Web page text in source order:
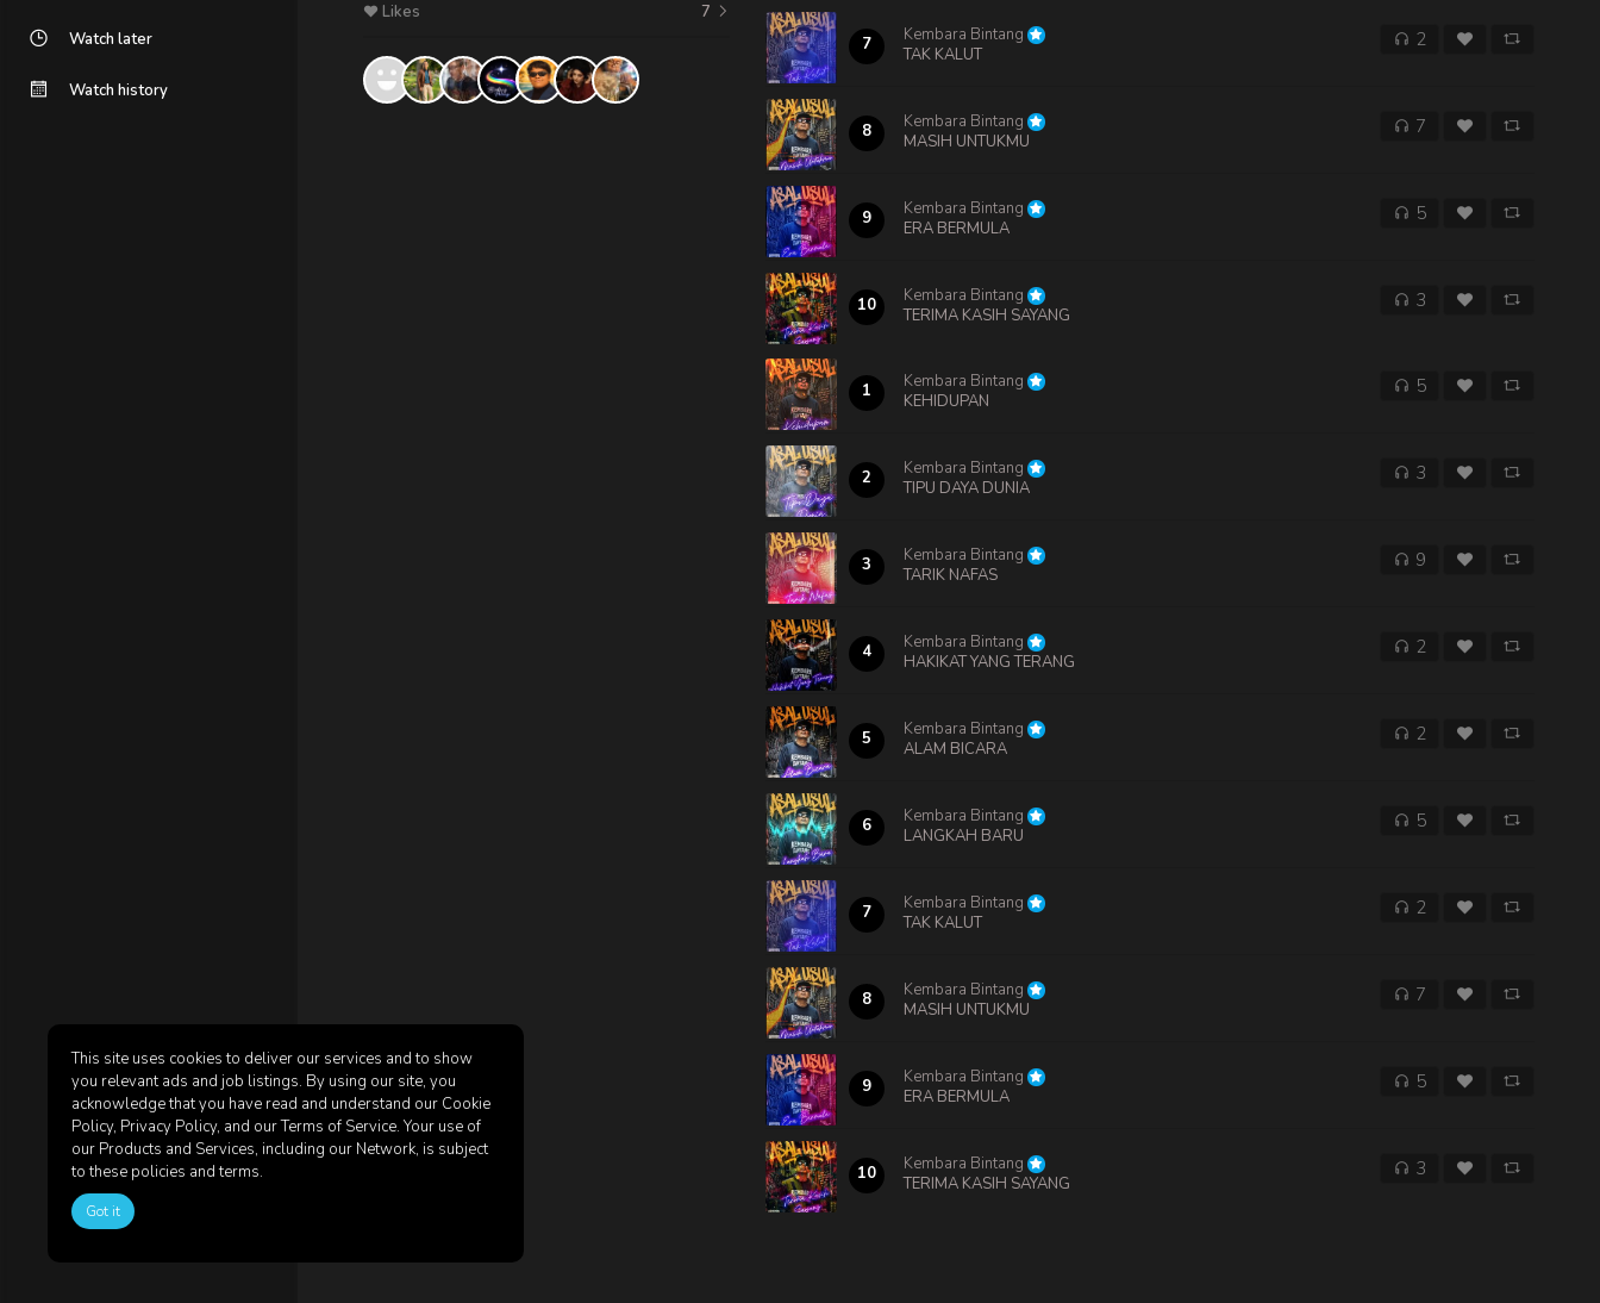
Watch later
Watch history
Likes 7
7
Kembara Bintang
TAK KALUT
2
8
Kembara Bintang
MASIH UNTUKMU
7
9
Kembara Bintang
ERA BERMULA
5
10
Kembara Bintang
TERIMA KASIH SAYANG
3
1
Kembara Bintang
KEHIDUPAN
5
2
Kembara Bintang
TIPU DAYA DUNIA
3
3
Kembara Bintang
TARIK NAFAS
9
4
Kembara Bintang
HAKIKAT YANG TERANG
2
5
Kembara Bintang
ALAM BICARA
2
6
Kembara Bintang
LANGKAH BARU
5
7
Kembara Bintang
TAK KALUT
2
8
Kembara Bintang
MASIH UNTUKMU
7
9
Kembara Bintang
ERA BERMULA
5
10
Kembara Bintang
TERIMA KASIH SAYANG
3
This site uses cookies to deliver our services and to show
you relevant ads and job listings. By using our site, you
acknowledge that you have read and understand our Cookie
Policy, Privacy Policy, and our Terms of Service. Your use of
our Products and Services, including our Network, is subject
to these policies and terms.
Got it